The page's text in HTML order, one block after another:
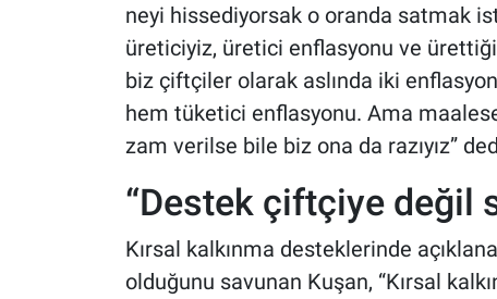
neyi hissediyorsak o oranda satmak
üreticiyiz, üretici enflasyonu ve
biz çiftçiler olarak aslında iki
hem tüketici enflasyonu. Ama
zam verilse bile biz ona da razıyız”
“Destek çiftçiye değil
Kırsal kalkınma desteklerinde
olduğunu savunan Kuşan, “Kırsal